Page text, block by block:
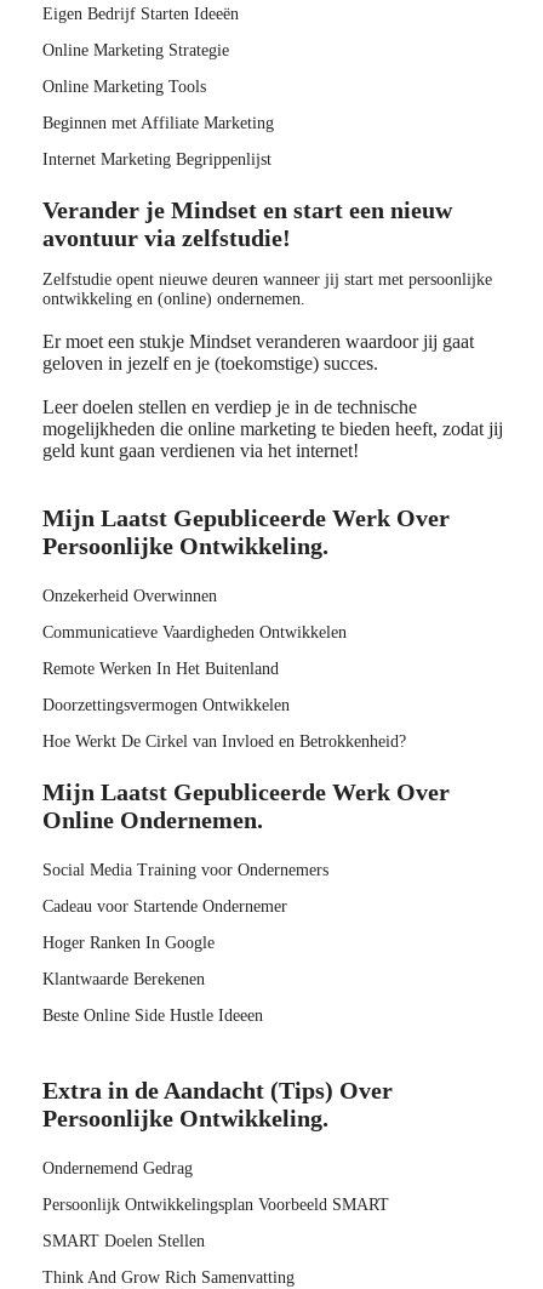
Eigen Bedrijf Starten Ideeën
Online Marketing Strategie
Online Marketing Tools
Beginnen met Affiliate Marketing
Internet Marketing Begrippenlijst
Verander je Mindset en start een nieuw
avontuur via zelfstudie!
Zelfstudie opent nieuwe deuren wanneer jij start met persoonlijke
ontwikkeling en (online) ondernemen.
Er moet een stukje Mindset veranderen waardoor jij gaat
geloven in jezelf en je (toekomstige) succes.
Leer doelen stellen en verdiep je in de technische
mogelijkheden die online marketing te bieden heeft, zodat jij
geld kunt gaan verdienen via het internet!
Mijn Laatst Gepubliceerde Werk Over
Persoonlijke Ontwikkeling.
Onzekerheid Overwinnen
Communicatieve Vaardigheden Ontwikkelen
Remote Werken In Het Buitenland
Doorzettingsvermogen Ontwikkelen
Hoe Werkt De Cirkel van Invloed en Betrokkenheid?
Mijn Laatst Gepubliceerde Werk Over
Online Ondernemen.
Social Media Training voor Ondernemers
Cadeau voor Startende Ondernemer
Hoger Ranken In Google
Klantwaarde Berekenen
Beste Online Side Hustle Ideeen
Extra in de Aandacht (Tips) Over
Persoonlijke Ontwikkeling.
Ondernemend Gedrag
Persoonlijk Ontwikkelingsplan Voorbeeld SMART
SMART Doelen Stellen
Think And Grow Rich Samenvatting